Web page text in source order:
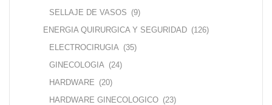
SELLAJE DE VASOS (9)
ENERGIA QUIRURGICA Y SEGURIDAD (126)
ELECTROCIRUGIA (35)
GINECOLOGIA (24)
HARDWARE (20)
HARDWARE GINECOLOGICO (23)